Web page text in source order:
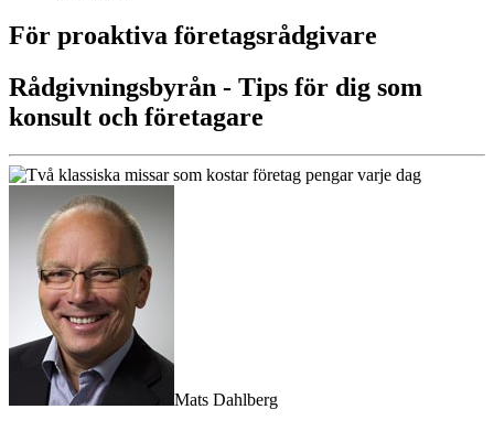
För proaktiva företagsrådgivare
Rådgivningsbyrån - Tips för dig som
konsult och företagare
Mats Dahlberg